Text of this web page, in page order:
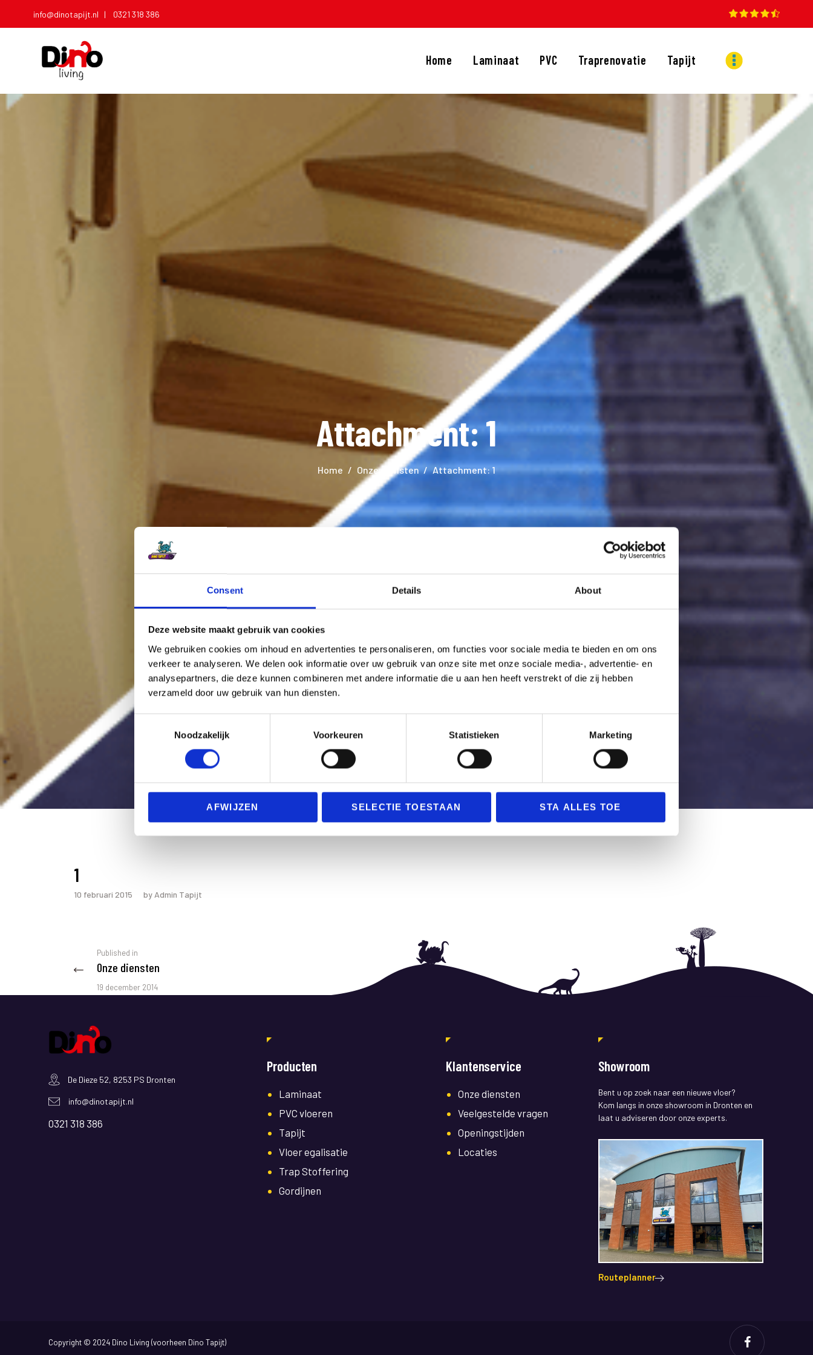
Consent Details About
Deze website maakt gebruik van cookies
We gebruiken cookies om inhoud en advertenties te personaliseren, om functies voor sociale media te bieden en om ons
verkeer te analyseren. We delen ook informatie over uw gebruik van onze site met onze sociale media-, advertentie- en
analysepartners, die deze kunnen combineren met andere informatie die u aan hen heeft verstrekt of die zij hebben
verzameld door uw gebruik van hun diensten.
t
e
Noodzakelijk Voorkeuren Statistieken Marketing
AFWIJZEN SELECTIE TOESTAAN STA ALLES TOE
info@dinotapijt.nl | 0321 318 386
Home Laminaat PVC Traprenovatie Tapijt
OVERIGE PRODUCTEN
CONTACT
Attachment: 1
Home Onze diensten Attachment: 1
1
10 februari 2015 by Admin Tapijt
Berichtnavigatie
Published in
post:
Onze diensten
19 december 2014
De Dieze 52, 8253 PS Dronten
info@dinotapijt.nl
0321 318 386
Producten
Laminaat
PVC vloeren
Tapijt
Vloer egalisatie
Trap Stoffering
Gordijnen
Klantenservice
Onze diensten
Veelgestelde vragen
Openingstijden
Locaties
Showroom
Bent u op zoek naar een nieuwe vloer?
Kom langs in onze showroom in Dronten en
laat u adviseren door onze experts.
Routeplanner
Copyright © 2024 Dino Living (voorheen Dino Tapijt)